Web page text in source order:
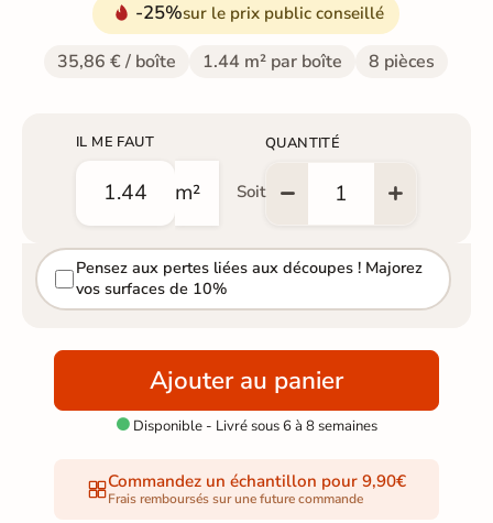
-25%sur le prix public conseillé
35,86 € / boîte 1.44 m² par boîte 8 pièces
IL ME FAUT
m² Soit
QUANTITÉ
Pensez aux pertes liées aux découpes ! Majorez
vos surfaces de 10%
Ajouter au panier
Disponible - Livré sous 6 à 8 semaines
Commandez un échantillon pour 9,90€
Frais remboursés sur une future commande